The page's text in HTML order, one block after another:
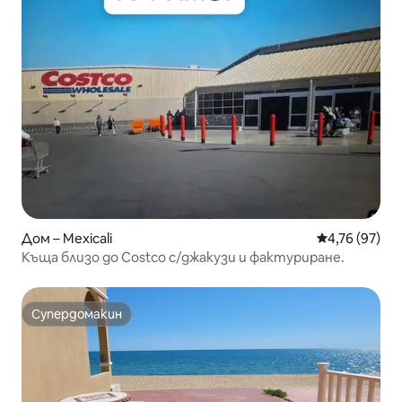
Дом – Mexicali Средна
4,76 (97)
Къща близо до Costco c/джакузи и фактуриране.
Супердомакин
Супердомакин